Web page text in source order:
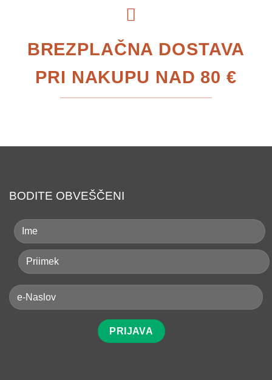
BREZPLAČNA DOSTAVA
PRI NAKUPU NAD 80 €
BODITE OBVEŠČENI